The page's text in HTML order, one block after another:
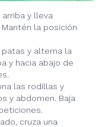
y lleva
la posición
y alterna la
y hacia abajo de
las rodillas y
y abdomen. Baja
cruza una